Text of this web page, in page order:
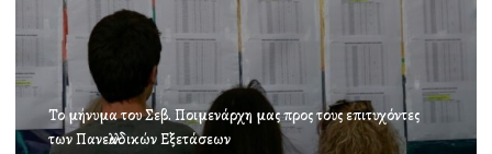
Το μήνυμα του Σεβ. Ποιμενάρχη μας προς τους επιτυχόντες
των Πανελλαδικών Εξετάσεων